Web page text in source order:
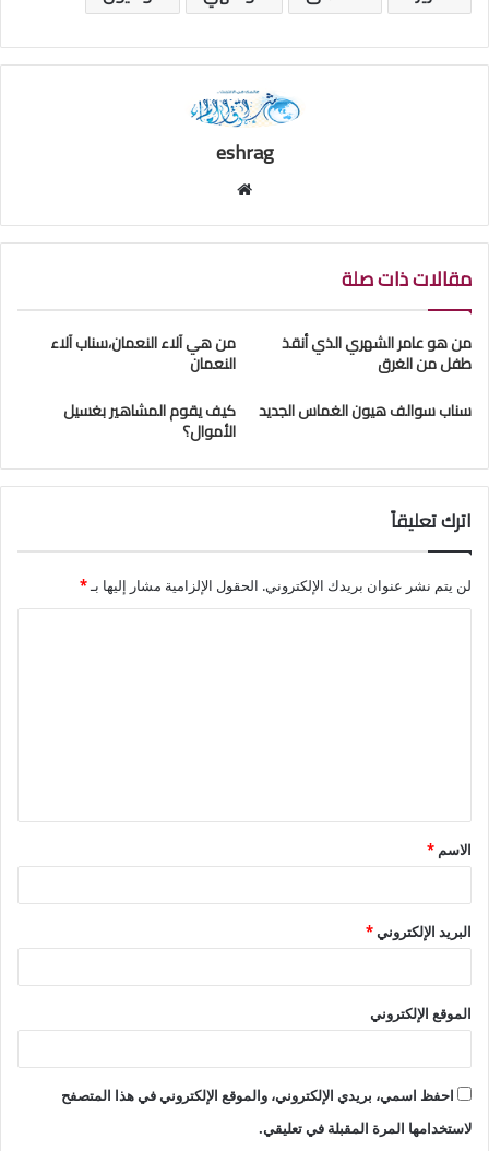
eshrag
مقالات ذات صلة
من هو عامر الشهري الذي أنقذ
طفل من الغرق
من هي آلاء النعمان،سناب آلاء
النعمان
سناب سوالف هيون الغماس الجديد
كيف يقوم المشاهير بغسيل
الأموال؟
اترك تعليقاً
لن يتم نشر عنوان بريدك الإلكتروني. الحقول الإلزامية مشار إليها بـ*
ق
*
الاسم *
البريد الإلكتروني*
الموقع الإلكتروني
احفظ اسمي، بريدي الإلكتروني، والموقع الإلكتروني في هذا المتصفح
لاستخدامها المرة المقبلة في تعليقي.